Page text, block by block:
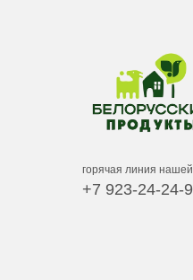
горячая линия
+7 923-24-24-